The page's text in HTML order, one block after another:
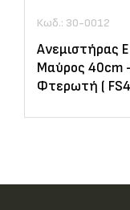
Κωδ.: 30-0012
Ανεμιστήρας
Μαύρος 40cm
Φτερωτή (